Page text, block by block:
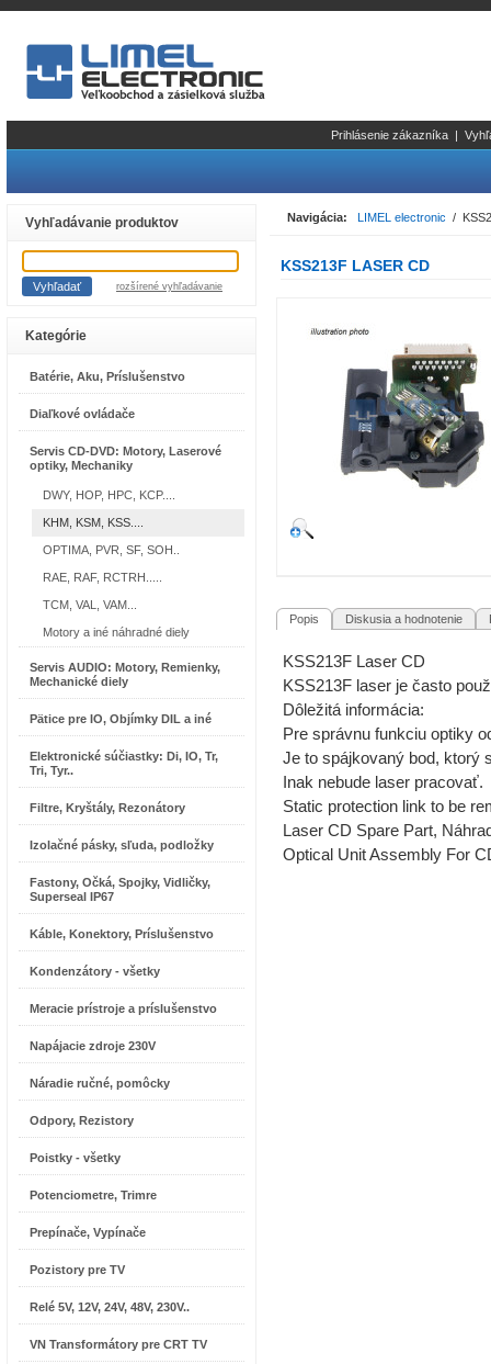
Prihlásenie zákazníka |
Vyhľadávanie produktov
rozšírené vyhľadávanie
Kategórie
Batérie, Aku, Príslušenstvo
Diaľkové ovládače
Servis CD-DVD: Motory, Laserové
optiky, Mechaniky
DWY, HOP, HPC, KCP....
KHM, KSM, KSS....
OPTIMA, PVR, SF, SOH..
RAE, RAF, RCTRH.....
TCM, VAL, VAM...
Motory a iné náhradné diely
Servis AUDIO: Motory, Remienky,
Mechanické diely
Pätice pre IO, Objímky DIL a iné
Elektronické súčiastky: Di, IO, Tr,
Tri, Tyr..
Filtre, Kryštály, Rezonátory
Izolačné pásky, sľuda, podložky
Fastony, Očká, Spojky, Vidličky,
Superseal IP67
Káble, Konektory, Príslušenstvo
Kondenzátory - všetky
Meracie prístroje a príslušenstvo
Napájacie zdroje 230V
Náradie ručné, pomôcky
Odpory, Rezistory
Poistky - všetky
Potenciometre, Trimre
Prepínače, Vypínače
Pozistory pre TV
Relé 5V, 12V, 24V, 48V, 230V..
VN Transformátory pre CRT TV
Navigácia: LIMEL electronic /
KSS213F LASER CD
Popis Diskusia a hodnotenie
KSS213F Laser CD
KSS213F laser je často
Dôležitá informácia:
Pre správnu funkciu optiky
Je to spájkovaný bod, ktorý
Inak nebude laser pracovať.
Static protection link to be
Laser CD Spare Part,
Optical Unit Assembly For